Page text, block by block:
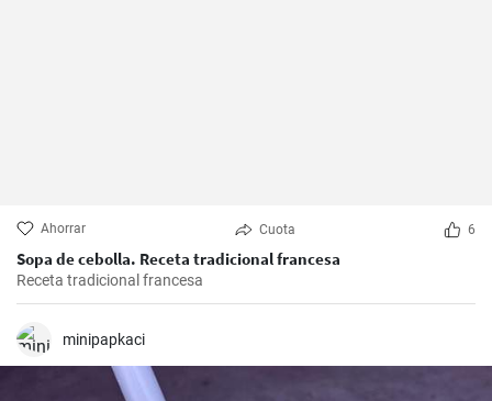
Ahorrar Cuota 6
Sopa de cebolla. Receta tradicional francesa
Receta tradicional francesa
minipapkaci